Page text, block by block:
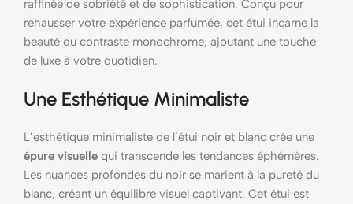
raffinée de sobriété et de sophistication. Conçu pour
rehausser votre expérience parfumée, cet étui incarne la
beauté du contraste monochrome, ajoutant une touche
de luxe à votre quotidien.
Une Esthétique Minimaliste
L’esthétique minimaliste de l’étui noir et blanc crée une
épure visuelle qui transcende les tendances éphémères.
Les nuances profondes du noir se marient à la pureté du
blanc, créant un équilibre visuel captivant. Cet étui est